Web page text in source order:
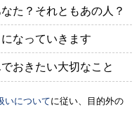
た？それともあの人？
なっていきます
おきたい大切なこと
いについてに従い、目的外の